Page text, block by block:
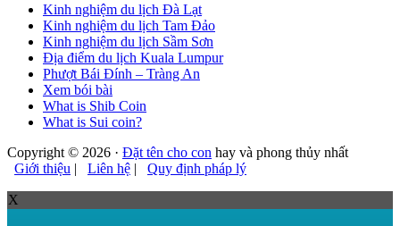
Kinh nghiệm du lịch Đà Lạt
Kinh nghiệm du lịch Tam Đảo
Kinh nghiệm du lịch Sầm Sơn
Địa điểm du lịch Kuala Lumpur
Phượt Bái Đính – Tràng An
Xem bói bài
What is Shib Coin
What is Sui coin?
Copyright © 2026 · Đặt tên cho con hay và phong thủy nhất
Giới thiệu | Liên hệ | Quy định pháp lý
X